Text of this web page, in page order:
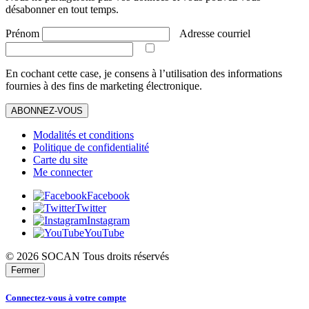
désabonner en tout temps.
Prénom Adresse courriel
En cochant cette case, je consens à l’utilisation des informations
fournies à des fins de marketing électronique.
ABONNEZ-VOUS
Modalités et conditions
Politique de confidentialité
Carte du site
Me connecter
Facebook
Twitter
Instagram
YouTube
© 2026 SOCAN Tous droits réservés
Fermer
Connectez-vous à votre compte